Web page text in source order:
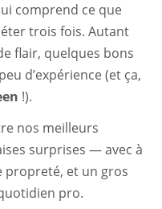
comprend ce que
trois fois. Autant
flair, quelques bons
d’expérience (et ça,
!).
nos meilleurs
surprises — avec à
propreté, et un gros
pro.